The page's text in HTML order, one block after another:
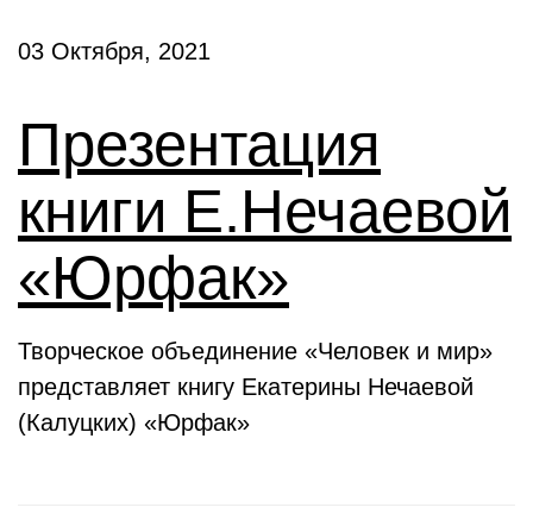
03 Октября, 2021
Презентация
книги Е.Нечаевой
«Юрфак»
Творческое объединение «Человек и мир»
представляет книгу Екатерины Нечаевой
(Калуцких) «Юрфак»